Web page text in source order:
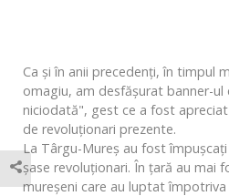
Ca și în anii precedenți, în timpul
omagiu, am desfăşurat banner-ul
niciodată", gest ce a fost
de revoluţionari prezente.
La Târgu-Mureş au fost
şase revoluţionari. În ţară au mai
mureșeni care au luptat împotriva